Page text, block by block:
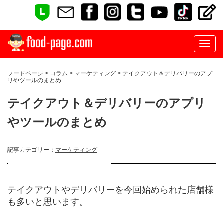
フードページ > コラム > マーケティング > テイクアウト＆デリバリーのアプ
リやツールのまとめ
テイクアウト＆デリバリーのアプリ
やツールのまとめ
記事カテゴリー： マーケティング
テイクアウトやデリバリーを今回始められた店舗様
も多いと思います。